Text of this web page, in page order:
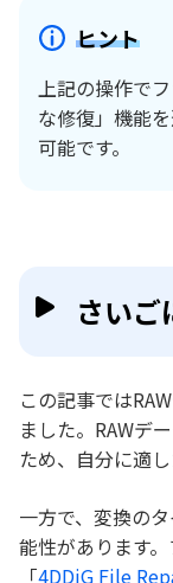
ヒント
上記の操作で
な修復」機能
可能です。
さいご
この記事では
ました。RAWデ
ため、自分に適
一方で、変換の
能性があります
「4DDiG File